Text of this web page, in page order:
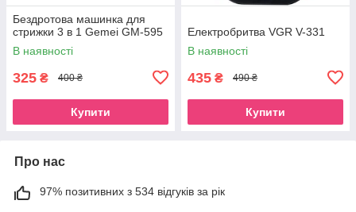
Бездротова машинка для
стрижки 3 в 1 Gemei GM-595
В наявності
325 ₴ 400 ₴
Купити
Електробритва VGR V-331
В наявності
435 ₴ 490 ₴
Купити
Про нас
97% позитивних з 534 відгуків за рік